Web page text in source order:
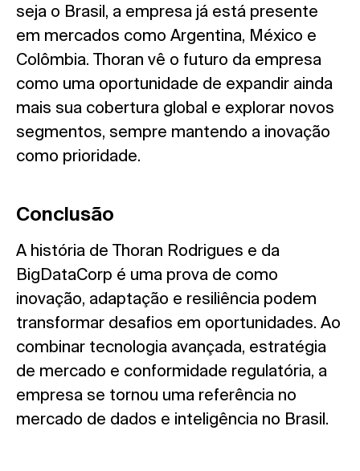
seja o Brasil, a empresa já está presente
em mercados como Argentina, México e
Colômbia. Thoran vê o futuro da empresa
como uma oportunidade de expandir ainda
mais sua cobertura global e explorar novos
segmentos, sempre mantendo a inovação
como prioridade.
Conclusão
A história de Thoran Rodrigues e da
BigDataCorp é uma prova de como
inovação, adaptação e resiliência podem
transformar desafios em oportunidades. Ao
combinar tecnologia avançada, estratégia
de mercado e conformidade regulatória, a
empresa se tornou uma referência no
mercado de dados e inteligência no Brasil.